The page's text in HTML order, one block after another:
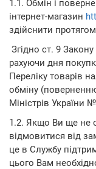
1.1. Обмін і
інтернет-магазин
здійснити
Згідно ст. 9
рахуючи дня
Переліку товарів
обміну
Міністрів України
1.2. Якщо Ви ще не
відмовитися від
це в Службу
цього Вам